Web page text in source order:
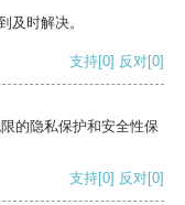
及时解决。
支持[0] 反对[0]
的隐私保护和安全性保
支持[0] 反对[0]